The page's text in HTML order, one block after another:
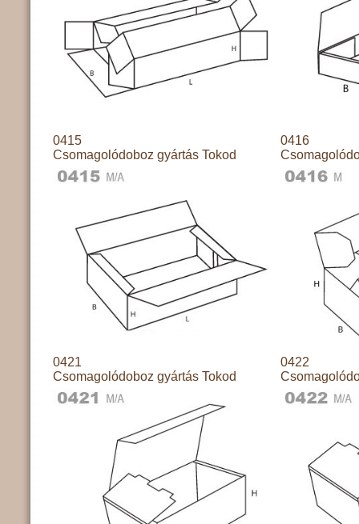
0415
Csomagolódoboz gyártás Tokod
0416
0421
Csomagolódoboz gyártás Tokod
0422